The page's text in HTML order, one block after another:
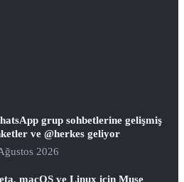
grup sohbetlerine gelişmiş
ve @herkes geliyor
2026
macOS ve Linux için Muse